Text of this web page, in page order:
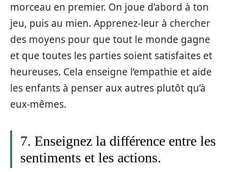
morceau en premier. On joue d’abord à ton
jeu, puis au mien. Apprenez-leur à chercher
des moyens pour que tout le monde gagne
et que toutes les parties soient satisfaites et
heureuses. Cela enseigne l’empathie et aide
les enfants à penser aux autres plutôt qu’à
eux-mêmes.
7. Enseignez la différence entre les
sentiments et les actions.